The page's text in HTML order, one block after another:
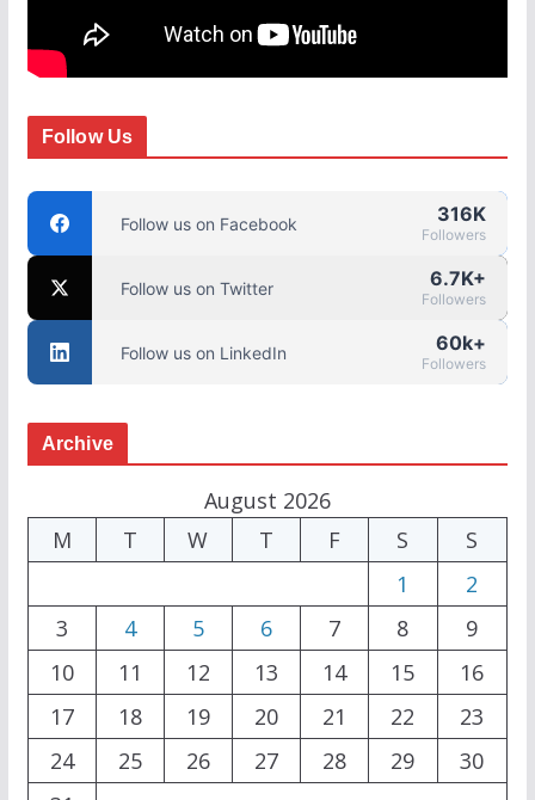
Follow Us
Follow us on Facebook 316K
Followers
Follow us on Twitter 6.7K+
Followers
Follow us on LinkedIn 60k+
Followers
Archive
August 2026
M
T W T F S
S
1
2
3
4 5 6 7 8
9
10
11 12 13 14 15
16
17
18 19 20 21 22
23
24
25 26 27 28 29
30